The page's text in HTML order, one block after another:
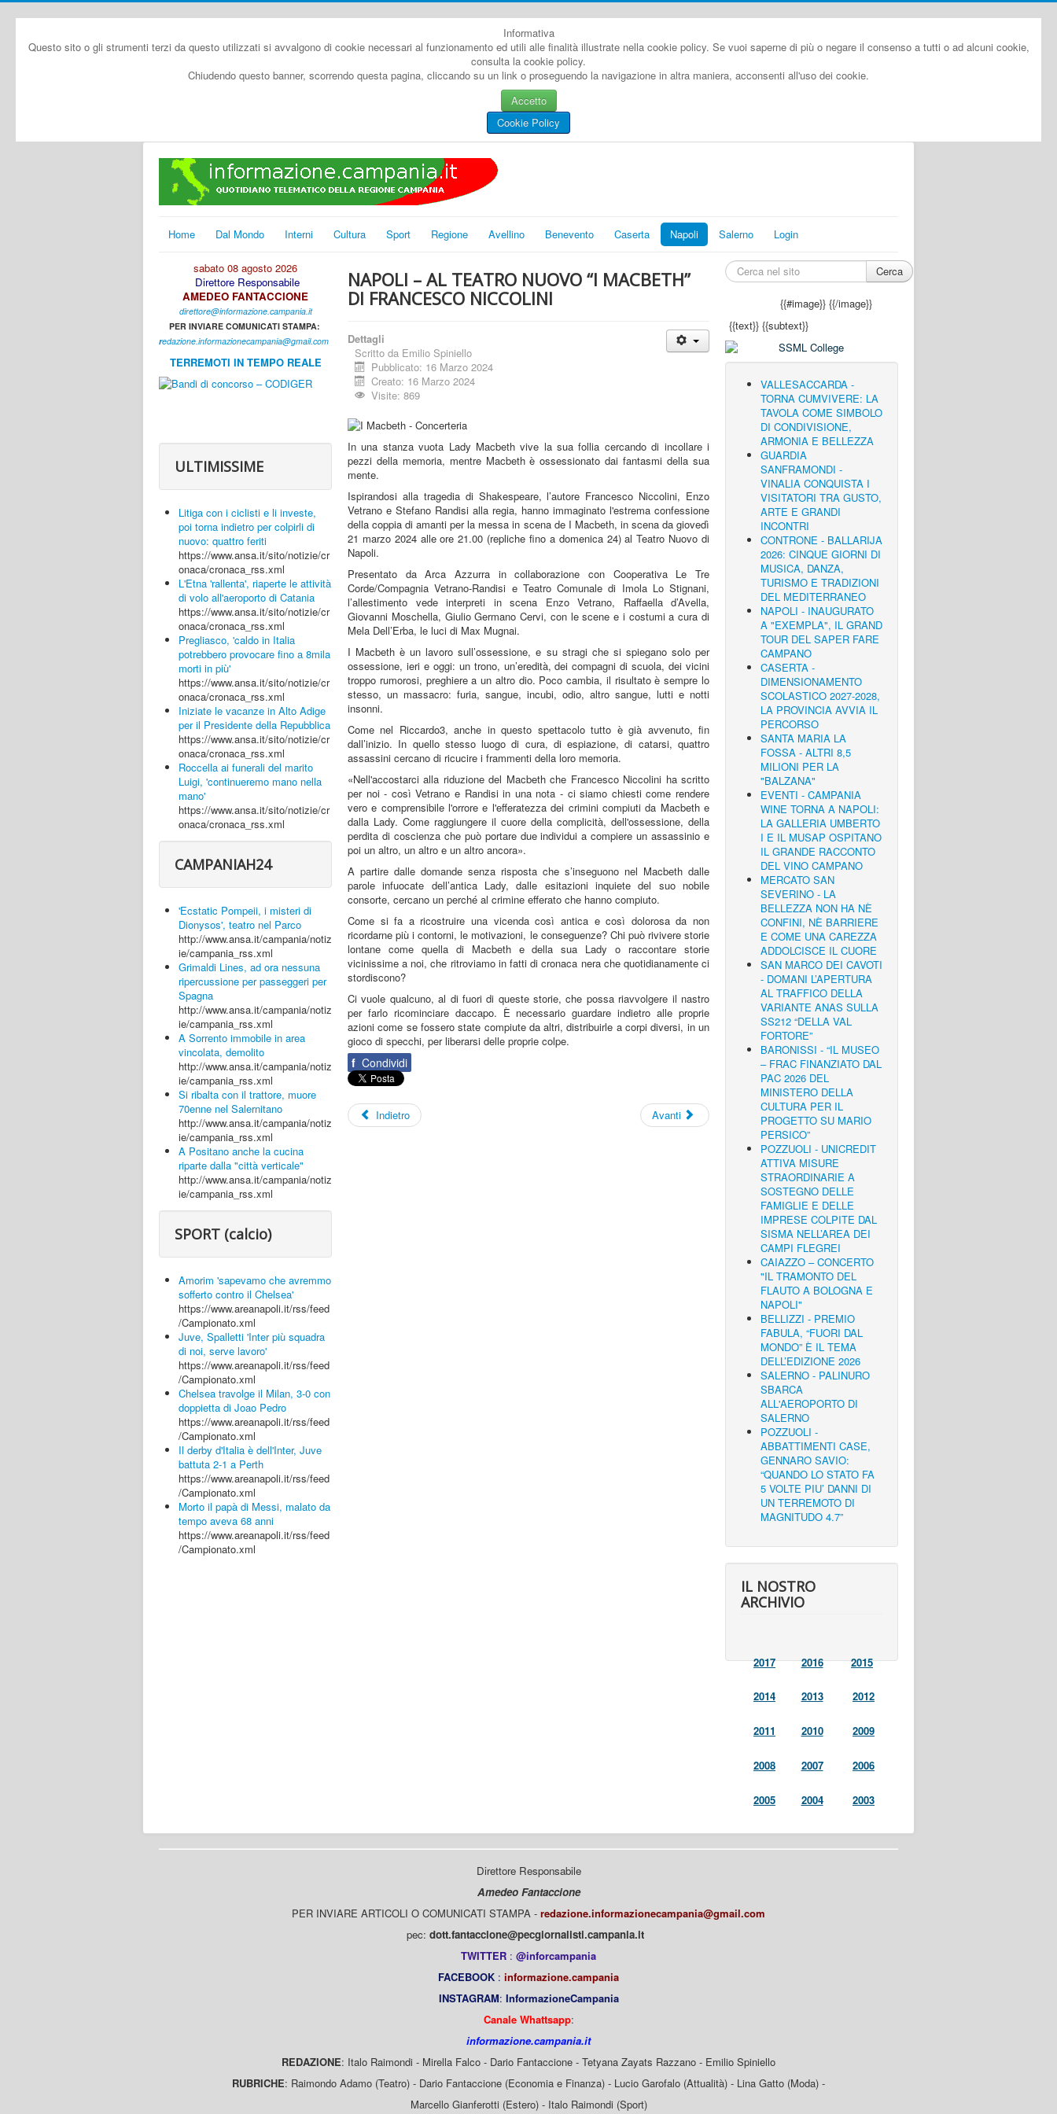
Informativa
Questo sito o gli strumenti terzi da questo utilizzati si avvalgono di cookie necessari al funzionamento ed utili alle finalità illustrate nella cookie policy. Se vuoi saperne di più o negare il consenso a tutti o ad alcuni cookie,
consulta la cookie policy.
Chiudendo questo banner, scorrendo questa pagina, cliccando su un link o proseguendo la navigazione in altra maniera, acconsenti all'uso dei cookie.
Accetto
Cookie Policy
Home Dal Mondo Interni Cultura Sport Regione Avellino Benevento Caserta Napoli Salerno Login
sabato 08 agosto 2026
Direttore Responsabile
AMEDEO FANTACCIONE
direttore@informazione.campania.it
PER INVIARE COMUNICATI STAMPA:
redazione.informazionecampania@gmail.com
TERREMOTI IN TEMPO REALE
ULTIMISSIME
Litiga con i ciclisti e li investe,
poi torna indietro per colpirli di
nuovo: quattro feriti
https://www.ansa.it/sito/notizie/cr
onaca/cronaca_rss.xml
L'Etna 'rallenta', riaperte le attività
di volo all'aeroporto di Catania
https://www.ansa.it/sito/notizie/cr
onaca/cronaca_rss.xml
Pregliasco, 'caldo in Italia
potrebbero provocare fino a 8mila
morti in più'
https://www.ansa.it/sito/notizie/cr
onaca/cronaca_rss.xml
Iniziate le vacanze in Alto Adige
per il Presidente della Repubblica
https://www.ansa.it/sito/notizie/cr
onaca/cronaca_rss.xml
Roccella ai funerali del marito
Luigi, 'continueremo mano nella
mano'
https://www.ansa.it/sito/notizie/cr
onaca/cronaca_rss.xml
CAMPANIAH24
'Ecstatic Pompeii, i misteri di
Dionysos', teatro nel Parco
http://www.ansa.it/campania/notiz
ie/campania_rss.xml
Grimaldi Lines, ad ora nessuna
ripercussione per passeggeri per
Spagna
http://www.ansa.it/campania/notiz
ie/campania_rss.xml
A Sorrento immobile in area
vincolata, demolito
http://www.ansa.it/campania/notiz
ie/campania_rss.xml
Si ribalta con il trattore, muore
70enne nel Salernitano
http://www.ansa.it/campania/notiz
ie/campania_rss.xml
A Positano anche la cucina
riparte dalla "città verticale"
http://www.ansa.it/campania/notiz
ie/campania_rss.xml
SPORT (calcio)
Amorim 'sapevamo che avremmo
sofferto contro il Chelsea'
https://www.areanapoli.it/rss/feed
/Campionato.xml
Juve, Spalletti 'Inter più squadra
di noi, serve lavoro'
https://www.areanapoli.it/rss/feed
/Campionato.xml
Chelsea travolge il Milan, 3-0 con
doppietta di Joao Pedro
https://www.areanapoli.it/rss/feed
/Campionato.xml
Il derby d'Italia è dell'Inter, Juve
battuta 2-1 a Perth
https://www.areanapoli.it/rss/feed
/Campionato.xml
Morto il papà di Messi, malato da
tempo aveva 68 anni
https://www.areanapoli.it/rss/feed
/Campionato.xml
NAPOLI – AL TEATRO NUOVO “I MACBETH”
DI FRANCESCO NICCOLINI
Dettagli
Scritto da Emilio Spiniello
Pubblicato: 16 Marzo 2024
Creato: 16 Marzo 2024
Visite: 869
In una stanza vuota Lady Macbeth vive la sua follia cercando di incollare i
pezzi della memoria, mentre Macbeth è ossessionato dai fantasmi della sua
mente.
Ispirandosi alla tragedia di Shakespeare, l’autore Francesco Niccolini, Enzo
Vetrano e Stefano Randisi alla regia, hanno immaginato l'estrema confessione
della coppia di amanti per la messa in scena de I Macbeth, in scena da giovedì
21 marzo 2024 alle ore 21.00 (repliche fino a domenica 24) al Teatro Nuovo di
Napoli.
Presentato da Arca Azzurra in collaborazione con Cooperativa Le Tre
Corde/Compagnia Vetrano-Randisi e Teatro Comunale di Imola Lo Stignani,
l’allestimento vede interpreti in scena Enzo Vetrano, Raffaella d’Avella,
Giovanni Moschella, Giulio Germano Cervi, con le scene e i costumi a cura di
Mela Dell’Erba, le luci di Max Mugnai.
I Macbeth è un lavoro sull’ossessione, e su stragi che si spiegano solo per
ossessione, ieri e oggi: un trono, un’eredità, dei compagni di scuola, dei vicini
troppo rumorosi, preghiere a un altro dio. Poco cambia, il risultato è sempre lo
stesso, un massacro: furia, sangue, incubi, odio, altro sangue, lutti e notti
insonni.
Come nel Riccardo3, anche in questo spettacolo tutto è già avvenuto, fin
dall’inizio. In quello stesso luogo di cura, di espiazione, di catarsi, quattro
assassini cercano di ricucire i frammenti della loro memoria.
«Nell'accostarci alla riduzione del Macbeth che Francesco Niccolini ha scritto
per noi - così Vetrano e Randisi in una nota - ci siamo chiesti come rendere
vero e comprensibile l'orrore e l'efferatezza dei crimini compiuti da Macbeth e
dalla Lady. Come raggiungere il cuore della complicità, dell'ossessione, della
perdita di coscienza che può portare due individui a compiere un assassinio e
poi un altro, un altro e un altro ancora».
A partire dalle domande senza risposta che s’inseguono nel Macbeth dalle
parole infuocate dell’antica Lady, dalle esitazioni inquiete del suo nobile
consorte, cercano un perché al crimine efferato che hanno compiuto.
Come si fa a ricostruire una vicenda così antica e così dolorosa da non
ricordarne più i contorni, le motivazioni, le conseguenze? Chi può rivivere storie
lontane come quella di Macbeth e della sua Lady o raccontare storie
vicinissime a noi, che ritroviamo in fatti di cronaca nera che quotidianamente ci
stordiscono?
Ci vuole qualcuno, al di fuori di queste storie, che possa riavvolgere il nastro
per farlo ricominciare daccapo. È necessario guardare indietro alle proprie
azioni come se fossero state compiute da altri, distribuirle a corpi diversi, in un
gioco di specchi, per liberarsi delle proprie colpe.
f Condividi
Indietro Avanti
Cerca
{{#image}}{{/image}}
{{text}} {{subtext}}
VALLESACCARDA -
TORNA CUMVIVERE: LA
TAVOLA COME SIMBOLO
DI CONDIVISIONE,
ARMONIA E BELLEZZA
GUARDIA
SANFRAMONDI -
VINALIA CONQUISTA I
VISITATORI TRA GUSTO,
ARTE E GRANDI
INCONTRI
CONTRONE - BALLARIJA
2026: CINQUE GIORNI DI
MUSICA, DANZA,
TURISMO E TRADIZIONI
DEL MEDITERRANEO
NAPOLI - INAUGURATO
A "EXEMPLA", IL GRAND
TOUR DEL SAPER FARE
CAMPANO
CASERTA -
DIMENSIONAMENTO
SCOLASTICO 2027-2028,
LA PROVINCIA AVVIA IL
PERCORSO
SANTA MARIA LA
FOSSA - ALTRI 8,5
MILIONI PER LA
"BALZANA"
EVENTI - CAMPANIA
WINE TORNA A NAPOLI:
LA GALLERIA UMBERTO
I E IL MUSAP OSPITANO
IL GRANDE RACCONTO
DEL VINO CAMPANO
MERCATO SAN
SEVERINO - LA
BELLEZZA NON HA NÈ
CONFINI, NÈ BARRIERE
E COME UNA CAREZZA
ADDOLCISCE IL CUORE
SAN MARCO DEI CAVOTI
- DOMANI L’APERTURA
AL TRAFFICO DELLA
VARIANTE ANAS SULLA
SS212 “DELLA VAL
FORTORE”
BARONISSI - “IL MUSEO
– FRAC FINANZIATO DAL
PAC 2026 DEL
MINISTERO DELLA
CULTURA PER IL
PROGETTO SU MARIO
PERSICO”
POZZUOLI - UNICREDIT
ATTIVA MISURE
STRAORDINARIE A
SOSTEGNO DELLE
FAMIGLIE E DELLE
IMPRESE COLPITE DAL
SISMA NELL’AREA DEI
CAMPI FLEGREI
CAIAZZO – CONCERTO
"IL TRAMONTO DEL
FLAUTO A BOLOGNA E
NAPOLI"
BELLIZZI - PREMIO
FABULA, “FUORI DAL
MONDO” È IL TEMA
DELL’EDIZIONE 2026
SALERNO - PALINURO
SBARCA
ALL'AEROPORTO DI
SALERNO
POZZUOLI -
ABBATTIMENTI CASE,
GENNARO SAVIO:
“QUANDO LO STATO FA
5 VOLTE PIU’ DANNI DI
UN TERREMOTO DI
MAGNITUDO 4.7”
IL NOSTRO
ARCHIVIO
2017 2016 2015
2014 2013 2012
2011 2010 2009
2008 2007 2006
2005 2004 2003
Direttore Responsabile
Amedeo Fantaccione
PER INVIARE ARTICOLI O COMUNICATI STAMPA - redazione.informazionecampania@gmail.com
pec: dott.fantaccione@pecgiornalisti.campania.it
TWITTER : @inforcampania
FACEBOOK : informazione.campania
INSTAGRAM: InformazioneCampania
Canale Whattsapp:
informazione.campania.it
REDAZIONE: Italo Raimondi - Mirella Falco - Dario Fantaccione - Tetyana Zayats Razzano - Emilio Spiniello
RUBRICHE: Raimondo Adamo (Teatro) - Dario Fantaccione (Economia e Finanza) - Lucio Garofalo (Attualità) - Lina Gatto (Moda) -
Marcello Gianferotti (Estero) - Italo Raimondi (Sport)